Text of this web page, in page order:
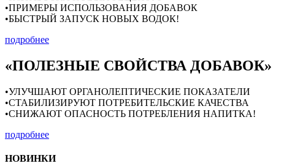
•ПРИМЕРЫ ИСПОЛЬЗОВАНИЯ ДОБАВОК
•БЫСТРЫЙ ЗАПУСК НОВЫХ ВОДОК!
подробнее
«ПОЛЕЗНЫЕ СВОЙСТВА ДОБАВОК»
•УЛУЧШАЮТ ОРГАНОЛЕПТИЧЕСКИЕ ПОКАЗАТЕЛИ
•СТАБИЛИЗИРУЮТ ПОТРЕБИТЕЛЬСКИЕ КАЧЕСТВА
•СНИЖАЮТ ОПАСНОСТЬ ПОТРЕБЛЕНИЯ НАПИТКА!
подробнее
НОВИНКИ